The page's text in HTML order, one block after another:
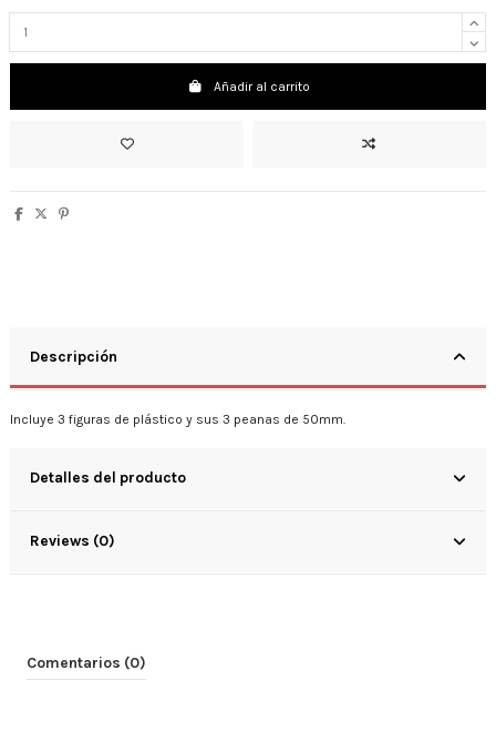
Añadir al carrito
Descripción
Incluye 3 figuras de plástico y sus 3 peanas de 50mm.
Detalles del producto
Reviews (0)
Comentarios (0)